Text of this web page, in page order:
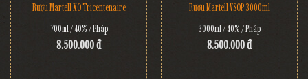
Rượu Martell XO Tricentenaire
700ml / 40% / Pháp
8.500.000 đ
Rượu Martell VSOP 3000ml
3000ml / 40% / Pháp
8.500.000 đ